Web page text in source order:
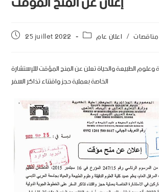
25 juillet 2022 / اعلان عام
الطبيعة والحياة تعلن عن المنح المؤقت لللإستشارة
الخاصة بعملية حجز واقتناء تذاكر السفر